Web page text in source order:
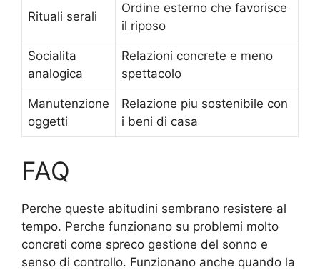
Rituali serali
Ordine esterno che favorisce
il riposo
Socialita
analogica
Relazioni concrete e meno
spettacolo
Manutenzione
oggetti
Relazione piu sostenibile con
i beni di casa
FAQ
Perche queste abitudini sembrano resistere al
tempo. Perche funzionano su problemi molto
concreti come spreco gestione del sonno e
senso di controllo. Funzionano anche quando la